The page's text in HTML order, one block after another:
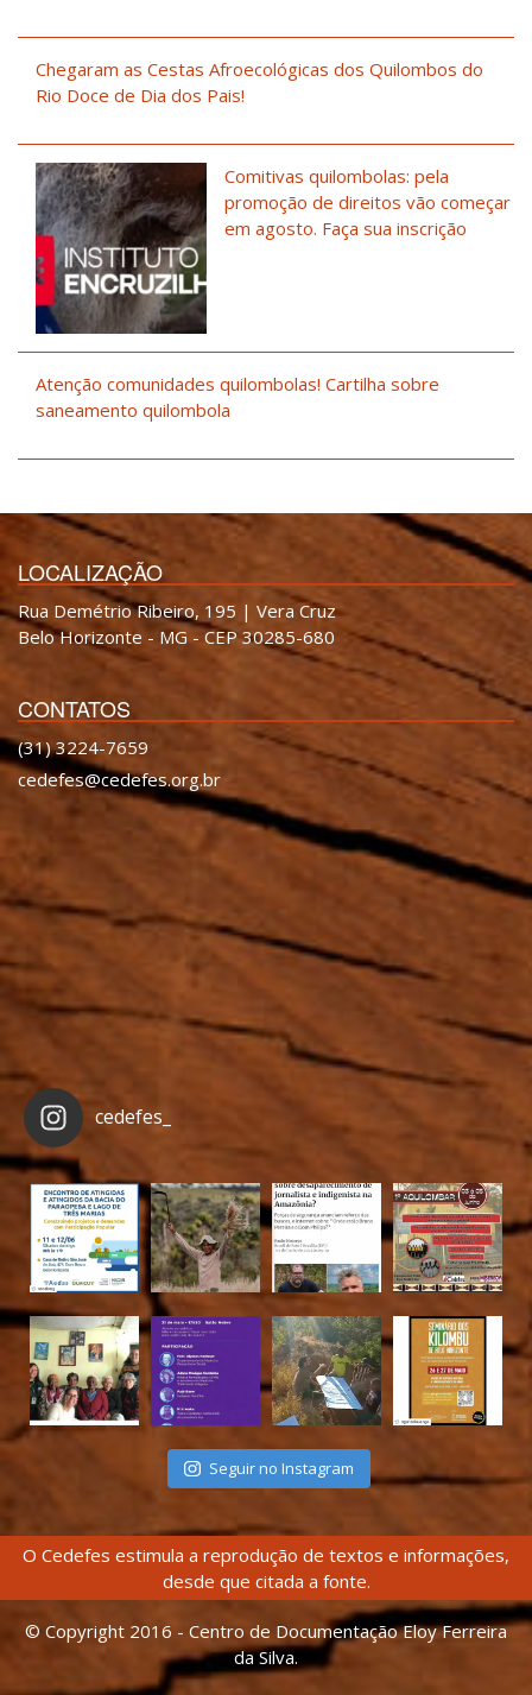
Chegaram as Cestas Afroecológicas dos Quilombos do
Rio Doce de Dia dos Pais!
Comitivas quilombolas: pela
promoção de direitos vão começar
em agosto. Faça sua inscrição
Atenção comunidades quilombolas! Cartilha sobre
saneamento quilombola
LOCALIZAÇÃO
Rua Demétrio Ribeiro, 195 | Vera Cruz
Belo Horizonte - MG - CEP 30285-680
CONTATOS
(31) 3224-7659
cedefes@cedefes.org.br
cedefes_
Seguir no Instagram
O Cedefes estimula a reprodução de textos e informações,
desde que citada a fonte.
© Copyright 2016 - Centro de Documentação Eloy Ferreira
da Silva.